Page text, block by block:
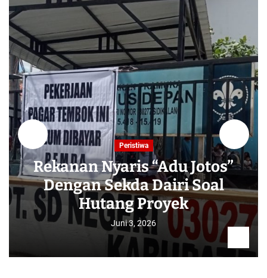
Peristiwa
Rekanan Nyaris “Adu Jotos”
Dengan Sekda Dairi Soal
Hutang Proyek
Juni 3, 2026